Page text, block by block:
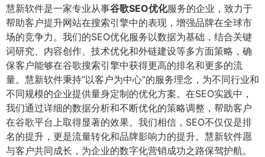
慧新软件是一家专业从事谷歌SEO优化服务的企业，致力于
帮助客户提升网站在搜索引擎中的表现，增强品牌在全球市
场的竞争力。我们的SEO优化服务以数据为基础，结合关键
词研究、内容创作、技术优化和外链建设等多方面策略，确
保客户能够在谷歌搜索引擎中获得更高的排名和更多的流
量。慧新软件秉持“以客户为中心”的服务理念，为不同行业和
不同规模的企业提供量身定制的优化方案。在SEO实践中，
我们通过详细的数据分析和不断优化的策略调整，帮助客户
在谷歌平台上取得显著的效果。我们相信，SEO不仅仅是排
名的提升，更是流量转化和品牌影响力的提升。慧新软件愿
与客户共同成长，为企业的数字化营销成功之路保驾护航。